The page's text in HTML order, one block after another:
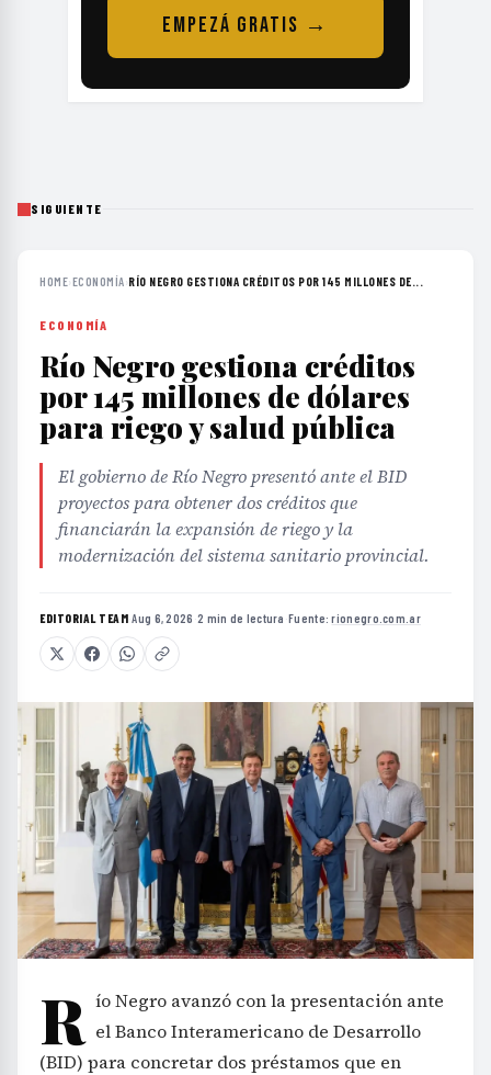
EMPEZÁ GRATIS →
SIGUIENTE
HOME›ECONOMÍA›RÍO NEGRO GESTIONA CRÉDITOS POR 145 MILLONES DE...
ECONOMÍA
Río Negro gestiona créditos
por 145 millones de dólares
para riego y salud pública
El gobierno de Río Negro presentó ante el BID
proyectos para obtener dos créditos que
financiarán la expansión de riego y la
modernización del sistema sanitario provincial.
EDITORIAL TEAM·Aug 6, 2026 ·2 min de lectura ·Fuente:rionegro.com.ar
R ío Negro avanzó con la presentación ante
el Banco Interamericano de Desarrollo
(BID) para concretar dos préstamos que en